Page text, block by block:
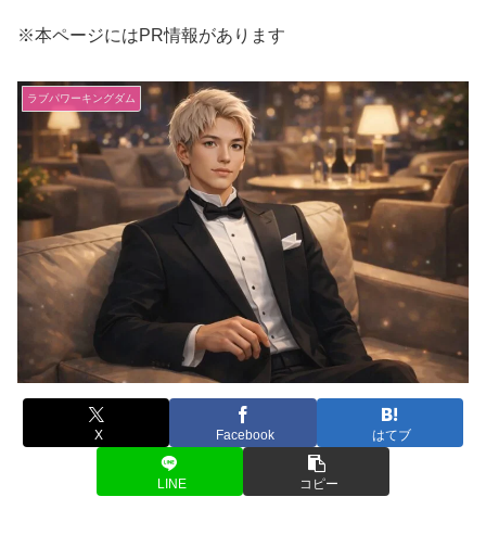
※本ページにはPR情報があります
ラブパワーキングダム
X Facebook はてブ
LINE コピー